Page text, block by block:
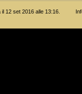
12 set 2016 alle 13:16.